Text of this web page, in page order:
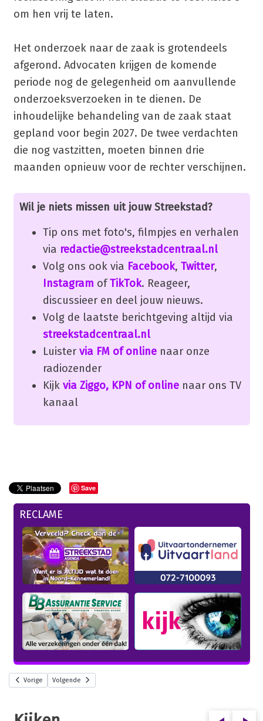
om hen vrij te laten.
Het onderzoek naar de zaak is grotendeels
afgerond. Advocaten krijgen de komende
periode nog de gelegenheid om aanvullende
onderzoeksverzoeken in te dienen. De
inhoudelijke behandeling van de zaak staat
gepland voor begin 2027. De twee verdachten
die nog vastzitten, moeten binnen drie
maanden opnieuw voor de rechter verschijnen.
Wil je niets missen uit jouw Streekstad?
Tip ons met foto's, filmpjes en verhalen
via redactie@streekstadcentraal.nl
Volg ons ook via Facebook, Twitter,
Instagram ofTikTok. Reageer,
discussieer en deel jouw nieuws.
Volg de laatste berichtgeving altijd via
streekstadcentraal.nl
Luister via FM of onlinenaar onze
radiozender
Kijk via Ziggo, KPN of onlinenaar ons TV
kanaal
Save
RECLAME
Vorige Volgende